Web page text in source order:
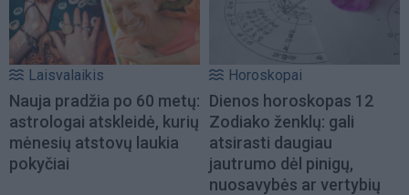
Laisvalaikis
Nauja pradžia po 60 metų:
astrologai atskleidė, kurių
mėnesių atstovų laukia
pokyčiai
Horoskopai
Dienos horoskopas 12
Zodiako ženklų: gali
atsirasti daugiau
jautrumo dėl pinigų,
nuosavybės ar vertybių